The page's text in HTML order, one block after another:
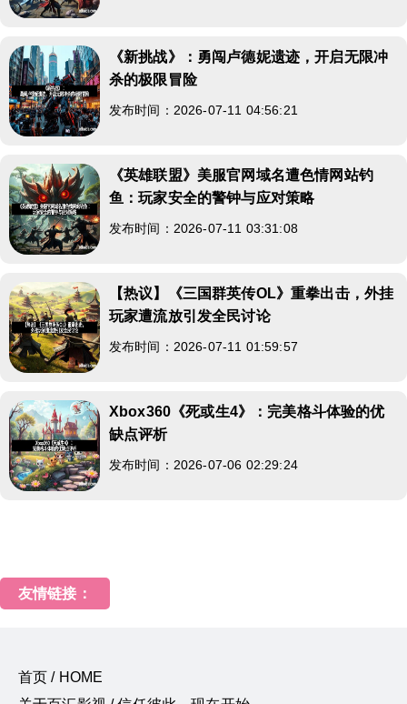
《新挑战》：勇闯卢德妮遗迹，开启无限冲
杀的极限冒险
发布时间：2026-07-11 04:56:21
《英雄联盟》美服官网域名遭色情网站钓
鱼：玩家安全的警钟与应对策略
发布时间：2026-07-11 03:31:08
【热议】《三国群英传OL》重拳出击，外挂
玩家遭流放引发全民讨论
发布时间：2026-07-11 01:59:57
Xbox360《死或生4》：完美格斗体验的优
缺点评析
发布时间：2026-07-06 02:29:24
友情链接：
首页 / HOME